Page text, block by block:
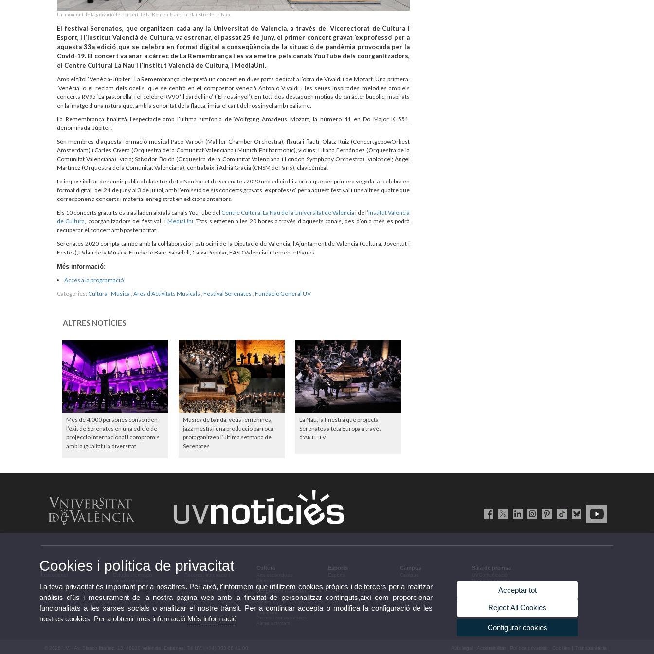
Un moment de la gravació del concert de La Remembrança al claustre de La Nau.
El festival Serenates, que organitzen cada any la Universitat de València, a través del Vicerectorat de Cultura i
Esport, i l’Institut Valencià de Cultura, va estrenar, el passat 25 de juny, el primer concert gravat ‘ex professo’ per a
aquesta 33a edició que se celebra en format digital a conseqüència de la situació de pandèmia provocada per la
Covid-19. El concert va anar a càrrec de La Remembrança i es va emetre pels canals YouTube dels coorganitzadors,
el Centre Cultural La Nau i l’Institut Valencià de Cultura, i MediaUni.
Amb el títol ‘Venècia-Júpiter’, La Remembrança interpretà un concert en dues parts dedicat a l’obra de Vivaldi i de Mozart. Una primera,
‘Venècia’ o el reclam dels ocells, que se centrà en el compositor venecià Antonio Vivaldi i les seues inspirades melodies amb els
concerts RV95 ‘La pastorella’ i el cèlebre RV90 ‘Il dardellino’ (‘El rossinyol’). En tots dos destaquen motius de caràcter bucòlic, inspirats
en la imatge d’una natura que, amb la sonoritat de la flauta, imita el cant del rossinyol amb realisme.
La Remembrança finalitzà l’espectacle amb l’última simfonia de Wolfgang Amadeus Mozart, la número 41 en Do Major K 551,
denominada ‘Júpiter’.
Són membres d’aquesta formació musical Paco Varoch (Mahler Chamber Orchestra), flauta i flautí; Olatz Ruiz (ConcertgebowOrkest
Amsterdam) i Carles Civera (Orquestra de la Comunitat Valenciana i Munich Philharmonic), violins; Liliana Fernández (Orquestra de la
Comunitat Valenciana), viola; Salvador Bolón (Orquestra de la Comunitat Valenciana i London Symphony Orchestra), violoncel; Ángel
Martínez (Orquestra de la Comunitat Valenciana), contrabaix; i Adrià Gràcia (CNSM de París), clavicèmbal.
La impossibilitat de reunir públic al claustre de La Nau ha fet de Serenates 2020 una edició històrica que per primera vegada se celebra en
format digital, del 24 de juny al 3 de juliol, amb l’emissió de sis concerts gravats ‘ex professo’ per a aquest festival i uns altres quatre que
corresponen a concerts i material enregistrat en edicions anteriors.
Els 10 concerts gratuïts es traslladen així als canals YouTube del Centre Cultural La Nau de la Universitat de València i de l’Institut Valencià
de Cultura , coorganitzadors del festival, i MediaUni. Tots s’emeten a les 20 hores a través d’aquests canals, des d’on a més es podrà
recuperar el concert amb posterioritat.
Serenates 2020 compta també amb la col·laboració i patrocini de la Diputació de València, l’Ajuntament de València (Cultura, Joventut i
Festes), Palau de la Música, Fundació Banc Sabadell, Caixa Popular, EASD València i Clemente Pianos.
Més informació:
Accés a la programació
Categories: Cultura Música Àrea d'Activitats Musicals Festival Serenates Fundació General UV
ALTRES NOTÍCIES
Més de 4.000 persones consoliden
l’èxit de Serenates en una edició de
projecció internacional i compromís
amb la igualtat i la diversitat
Música de banda, veus femenines,
jazz mestís i una producció barroca
protagonitzen l’última setmana de
Serenates
La Nau, la finestra que projecta
Serenates a tota Europa a través
d'ARTE TV
Institucional Estudis Recerca Cultura
Conferències i debats
Congressos i jornades
Exposicions
Lletres
Música
Patrimoni
Esports Campus Sala de premsa
Acords de govern
Cookies i política de privacitat
La teva privacitat és important per a nosaltres. Per això, t'informem que utilitzem cookies pròpies i de tercers per a realitzar
anàlisis d'ús i mesurament de la nostra pàgina web amb la finalitat de personalitzar continguts,així com proporcionar
funcionalitats a les xarxes socials o analitzar el nostre trànsit. Per a continuar accepta o modifica la configuració de les
nostres cookies. Per a obtenir més informació Més informació
Acceptar tot
Reject All Cookies
Configurar cookies